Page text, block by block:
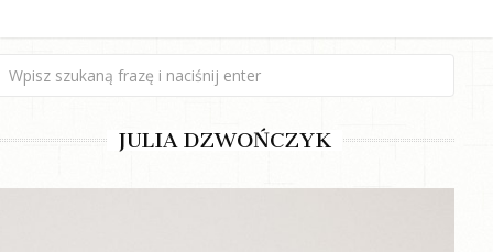
JULIA DZWOŃCZYK